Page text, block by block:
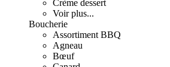
Crème dessert
Voir plus...
Boucherie
Assortiment BBQ
Agneau
Bœuf